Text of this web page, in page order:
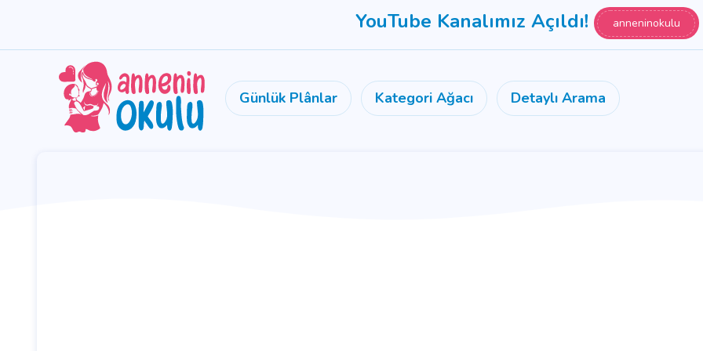
YouTube Kanalımız Açıldı! anneninokulu
Günlük Plânlar Kategori Ağacı Detaylı Arama